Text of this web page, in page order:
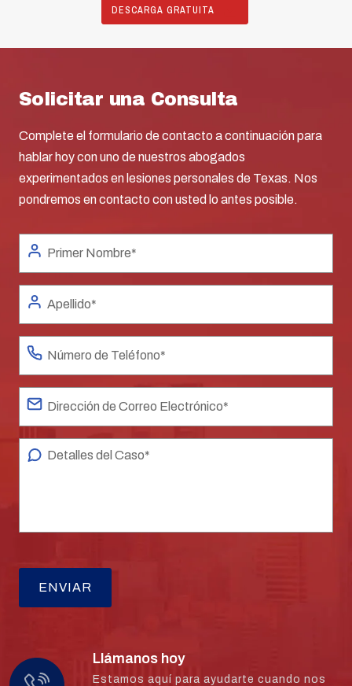
DESCARGA GRATUITA
Solicitar una Consulta
Complete el formulario de contacto a continuación para
hablar hoy con uno de nuestros abogados
experimentados en lesiones personales de Texas. Nos
pondremos en contacto con usted lo antes posible.
Llámanos hoy
Estamos aquí para ayudarte cuando nos